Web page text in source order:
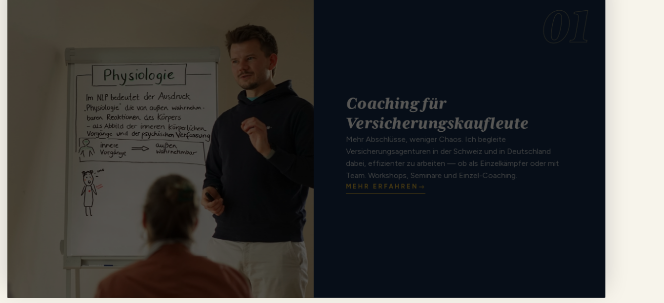
01
Coaching für
Versicherungskaufleute
Mehr Abschlüsse, weniger Chaos. Ich begleite
Versicherungsagenturen in der Schweiz und in Deutschland
dabei, effizienter zu arbeiten — ob als Einzelkämpfer oder mit
Team. Workshops, Seminare und Einzel-Coaching.
MEHR ERFAHREN →